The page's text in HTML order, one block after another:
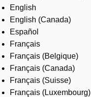
Careers
English
English (Canada)
Español
Français
Français (Belgique)
Français (Canada)
Français (Suisse)
Français (Luxembourg)